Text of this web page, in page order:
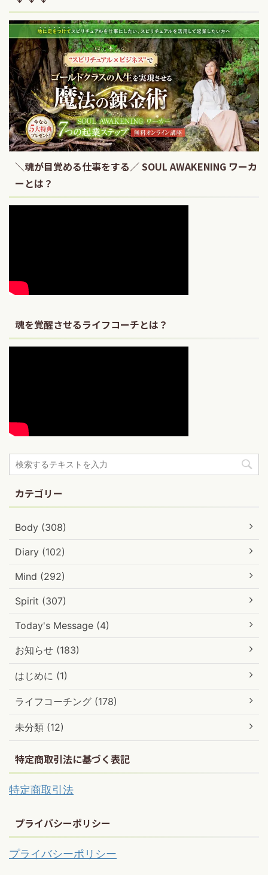
＼魂が目覚める仕事をする／ SOUL AWAKENING ワーカ
ーとは？
魂を覚醒させるライフコーチとは？
カテゴリー
Body (308)
Diary (102)
Mind (292)
Spirit (307)
Today's Message (4)
お知らせ (183)
はじめに (1)
ライフコーチング (178)
未分類 (12)
特定商取引法に基づく表記
特定商取引法
プライバシーポリシー
プライバシーポリシー